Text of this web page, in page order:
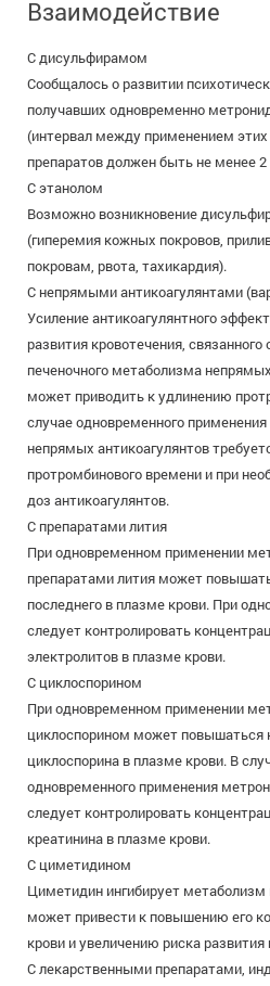
Взаимодействие
С дисульфирамом
Сообщалось о развитии
получавших одновременно
(интервал между применением
препаратов должен быть не менее 2
С этанолом
Возможно возникновение
(гиперемия кожных покровов,
покровам, рвота, тахикардия).
С непрямыми антикоагулянтами
Усиление антикоагулянтного
развития кровотечения,
печеночного метаболизма
может приводить к удлинению
случае одновременного
непрямых антикоагулянтов
протромбинового времени и при
доз антикоагулянтов.
С препаратами лития
При одновременном применении
препаратами лития может
последнего в плазме крови. При
следует контролировать
электролитов в плазме крови.
С циклоспорином
При одновременном применении
циклоспорином может повышаться
циклоспорина в плазме крови. В
одновременного применения
следует контролировать
креатинина в плазме крови.
С циметидином
Циметидин ингибирует
может привести к повышению его
крови и увеличению риска
С лекарственными препаратами,